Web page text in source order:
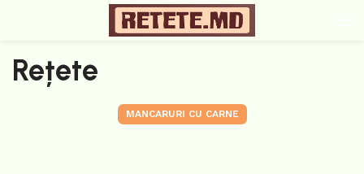
Rețete
MANCARURI CU CARNE